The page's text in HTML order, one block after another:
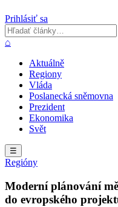
Prihlásiť sa
Hľadať
⌂
Aktuálně
Regiony
Vláda
Poslanecká sněmovna
Prezident
Ekonomika
Svět
☰
Regióny
Moderní plánování
do evropského